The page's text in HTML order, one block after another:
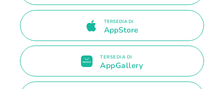
TERSEDIA DI
AppStore
TERSEDIA DI
AppGallery